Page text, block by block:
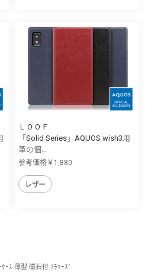
ＬＯＯＦ
「Solid Series」AQUOS wish3用
革の個...
参考価格￥1,880
レザー
ｹｰｽ 薄型 磁石付 ﾌﾗﾜｰｽﾞ